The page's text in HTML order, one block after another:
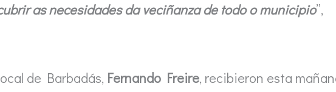
as necesidades da veciñanza de todo o municipio”,
de Barbadás, Fernando Freire, recibieron esta